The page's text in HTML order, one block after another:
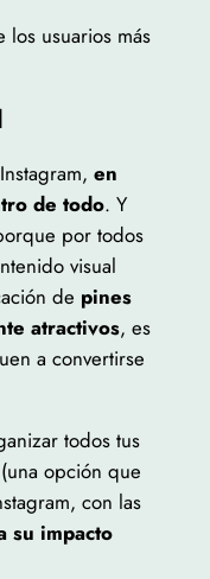
los usuarios más
en
de todo. Y
por todos
visual
de pines
atractivos, es
a convertirse
todos tus
opción que
con las
su impacto